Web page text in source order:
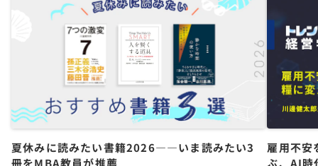
夏休みに読みたい書籍2026――いま読みたい3
冊をMBA教員が推薦
雇用不
ぶ、AI時